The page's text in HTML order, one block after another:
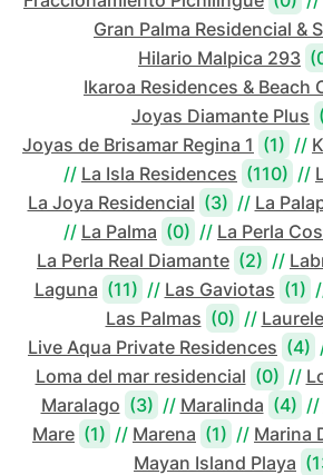
Gran Palma Residencial &
Hilario Malpica 293
Ikaroa Residences & Beach
Joyas Diamante Plus
Joyas de Brisamar Regina 1 (1) //
// La Isla Residences (110) //
La Joya Residencial (3) // La
// La Palma (0) // La Perla
La Perla Real Diamante (2) //
Laguna (11) // Las Gaviotas (1)
Las Palmas (0) //
Live Aqua Private Residences (4)
Loma del mar residencial (0) //
Maralago (3) // Maralinda (4) //
Mare (1) // Marena (1) // Marina
Mayan Island Playa